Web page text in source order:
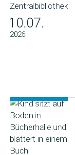
10.07.
2026